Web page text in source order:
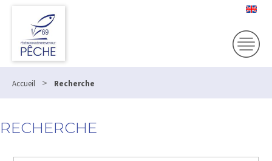
Accueil > Recherche
RECHERCHE